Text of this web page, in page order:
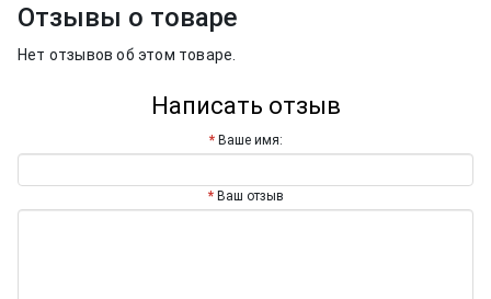
Отзывы о товаре
Нет отзывов об этом товаре.
Написать отзыв
Ваше имя:
Ваш отзыв